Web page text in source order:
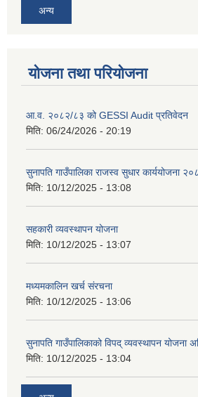
अन्य
योजना तथा परियोजना
आ.व. २०८२/८३ को GESSI Audit प्रतिवेदन
मिति: 06/24/2026 - 20:19
सुनापति गाउँपालिका राजस्व सुधार कार्ययोजना
मिति: 10/12/2025 - 13:08
सहकारी व्यवस्थापन योजना
मिति: 10/12/2025 - 13:07
मध्यमकालिन खर्च संरचना
मिति: 10/12/2025 - 13:06
सुनापति गाउँपालिकाको विपद् व्यवस्थापन योजना
मिति: 10/12/2025 - 13:04